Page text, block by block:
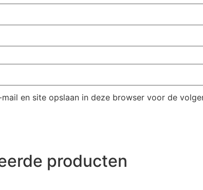
mail en site opslaan in deze browser voor de
producten